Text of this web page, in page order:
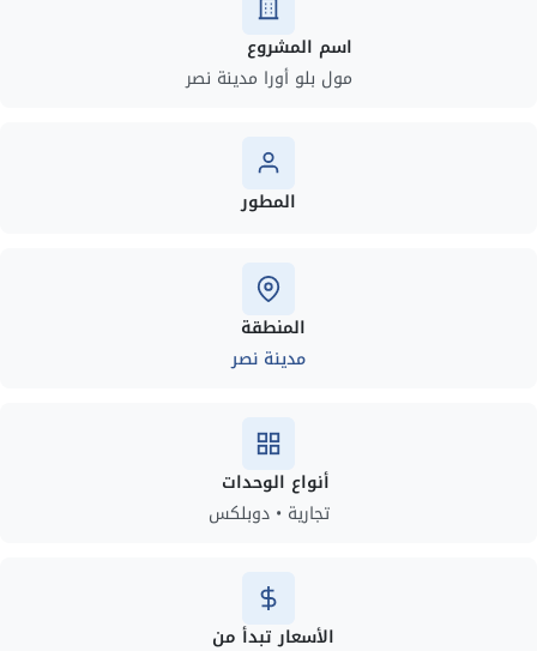
اسم المشروع
مول بلو أورا مدينة نصر
المطور
المنطقة
مدينة نصر
أنواع الوحدات
تجارية • دوبلكس
الأسعار تبدأ من